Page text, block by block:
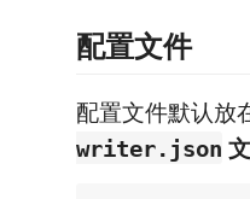
配置文件
配置文件默认放
writer.json